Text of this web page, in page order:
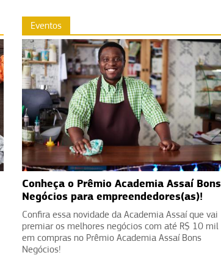
Eventos
Conheça o Prêmio Academia Assaí Bons
Negócios para empreendedores(as)!
Confira essa novidade da Academia Assaí que vai
premiar os melhores negócios com até R$ 10 mil
em compras no Prêmio Academia Assaí Bons
Negócios!